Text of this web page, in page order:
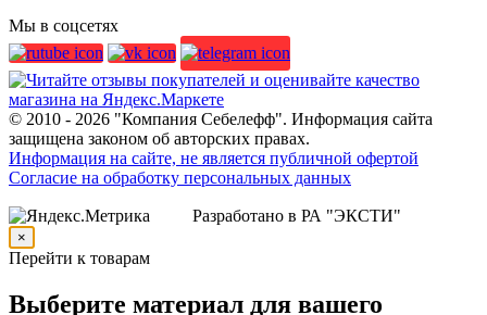
Мы в соцсетях
© 2010 - 2026 "Компания Себелефф". Информация сайта
защищена законом об авторских правах.
Информация на сайте, не является публичной офертой
Согласие на обработку персональных данных
Разработано в РА "ЭКСТИ"
×
Перейти к товарам
Выберите материал для вашего